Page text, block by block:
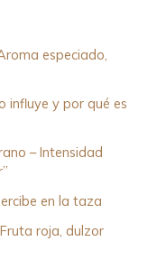
especiado,
influye y por qué es
– Intensidad
en la taza
roja, dulzor